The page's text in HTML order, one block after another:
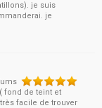
je suis
je
fond de teint et
facile de trouver